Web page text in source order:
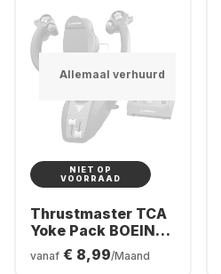
Allemaal verhuurd
NIET OP
VOORRAAD
Thrustmaster TCA
Yoke Pack BOEING
Edition Joystick
vanaf € 8,99/Maand